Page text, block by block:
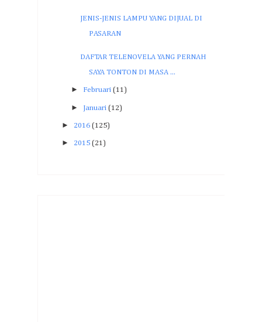
JENIS-JENIS LAMPU YANG DIJUAL DI
PASARAN
DAFTAR TELENOVELA YANG PERNAH
SAYA TONTON DI MASA ...
► Februari (11)
► Januari (12)
► 2016 (125)
► 2015 (21)